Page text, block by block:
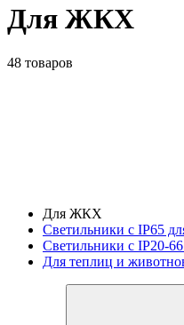
Для ЖКХ
48 товаров
Для ЖКХ
Светильники с IP65
Светильники с IP20-
Для теплиц и